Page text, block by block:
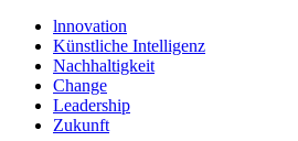
lnnovation
Künstliche Intelligenz
Nachhaltigkeit
Change
Leadership
Zukunft